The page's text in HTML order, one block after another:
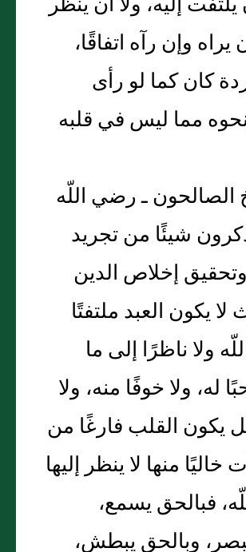
يراه وإن رآه اتفاقًا،
كان كما لو رأى
مما ليس في قلبه
الصالحون ـ رضي اللّه
شيئًا من تجريد
وتحقيق إخلاص الدين
يكون العبد ملتفتًا
ولا ناظرًا إلى ما
له، ولا خوفًا منه، ولا
يكون القلب فارغًا من
خاليًا منها لا ينظر إليها
فبالحق يسمع،
وبالحق يبطش،